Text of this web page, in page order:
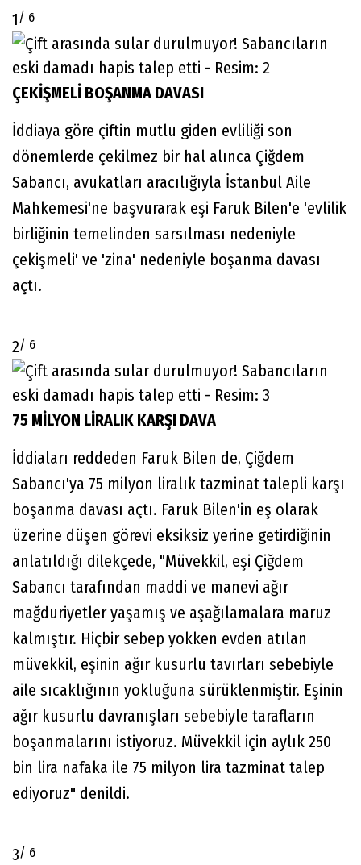
1 / 6
ÇEKİŞMELİ BOŞANMA DAVASI
İddiaya göre çiftin mutlu giden evliliği son
dönemlerde çekilmez bir hal alınca Çiğdem
Sabancı, avukatları aracılığıyla İstanbul Aile
Mahkemesi'ne başvurarak eşi Faruk Bilen'e 'evlilik
birliğinin temelinden sarsılması nedeniyle
çekişmeli' ve 'zina' nedeniyle boşanma davası
açtı.
2/ 6
75 MİLYON LİRALIK KARŞI DAVA
İddiaları reddeden Faruk Bilen de, Çiğdem
Sabancı'ya 75 milyon liralık tazminat talepli karşı
boşanma davası açtı. Faruk Bilen'in eş olarak
üzerine düşen görevi eksiksiz yerine getirdiğinin
anlatıldığı dilekçede, "Müvekkil, eşi Çiğdem
Sabancı tarafından maddi ve manevi ağır
mağduriyetler yaşamış ve aşağılamalara maruz
kalmıştır. Hiçbir sebep yokken evden atılan
müvekkil, eşinin ağır kusurlu tavırları sebebiyle
aile sıcaklığının yokluğuna sürüklenmiştir. Eşinin
ağır kusurlu davranışları sebebiyle tarafların
boşanmalarını istiyoruz. Müvekkil için aylık 250
bin lira nafaka ile 75 milyon lira tazminat talep
ediyoruz" denildi.
3/ 6